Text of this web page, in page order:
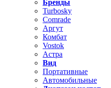
Бренды
Turbosky
Comrade
Аргут
Комбат
Vostok
Астра
Вид
Портативные
Автомобильные